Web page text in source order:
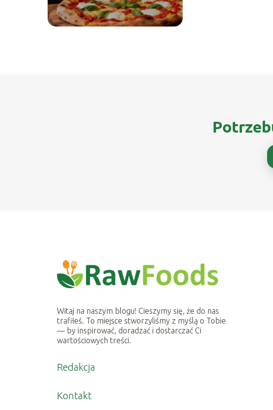
Witaj na naszym blogu! Cieszymy się, że do nas
trafiłeś. To miejsce stworzyliśmy z myślą o Tobie
— by inspirować, doradzać i dostarczać Ci
wartościowych treści.
Redakcja
Kontakt